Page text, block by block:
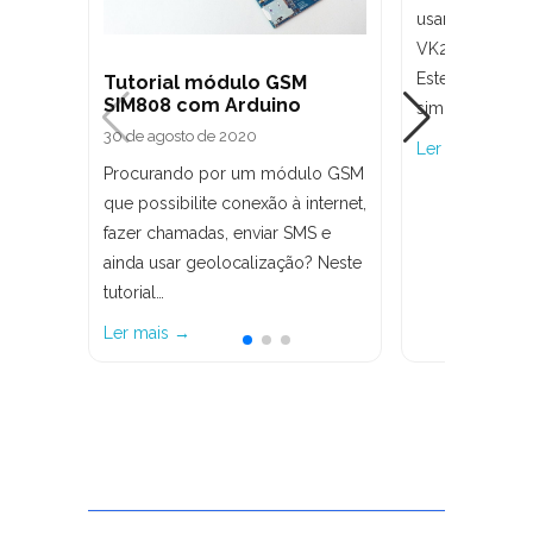
Tutorial módulo GSM
SIM808 com Arduino
30 de agosto de 2020
Procurando por um módulo GSM
que possibilite conexão à internet,
fazer chamadas, enviar SMS e
ainda usar geolocalização? Neste
tutorial…
Ler mais →
usar o
Este módulo
simples de
Ler mais →